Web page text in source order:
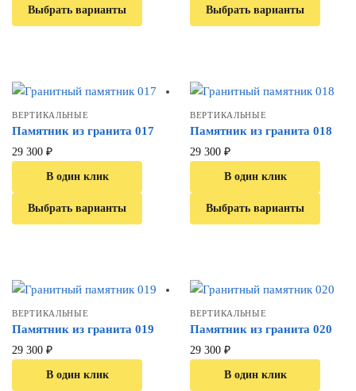
Выбрать варианты Выбрать варианты
ВЕРТИКАЛЬНЫЕ
Памятник из гранита 017
29 300 ₽
В один клик
Выбрать варианты
ВЕРТИКАЛЬНЫЕ
Памятник из гранита 018
29 300 ₽
В один клик
Выбрать варианты
ВЕРТИКАЛЬНЫЕ
Памятник из гранита 019
29 300 ₽
В один клик
ВЕРТИКАЛЬНЫЕ
Памятник из гранита 020
29 300 ₽
В один клик